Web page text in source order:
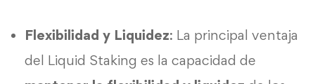
Flexibilidad y Liquidez: La principal ventaja
del Liquid Staking es la capacidad de